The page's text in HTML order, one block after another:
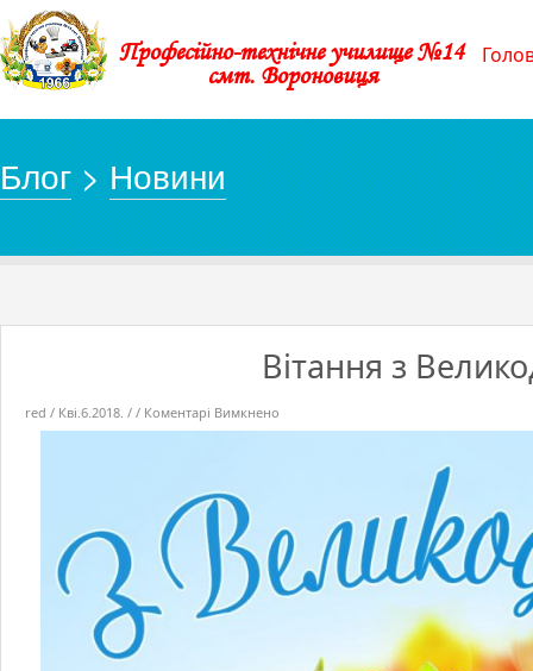
Професійно-технічне училище №14
смт. Вороновиця
Блог>Новини
Вітання з
red / Кві.6.2018. / / Коментарі Вимкнено